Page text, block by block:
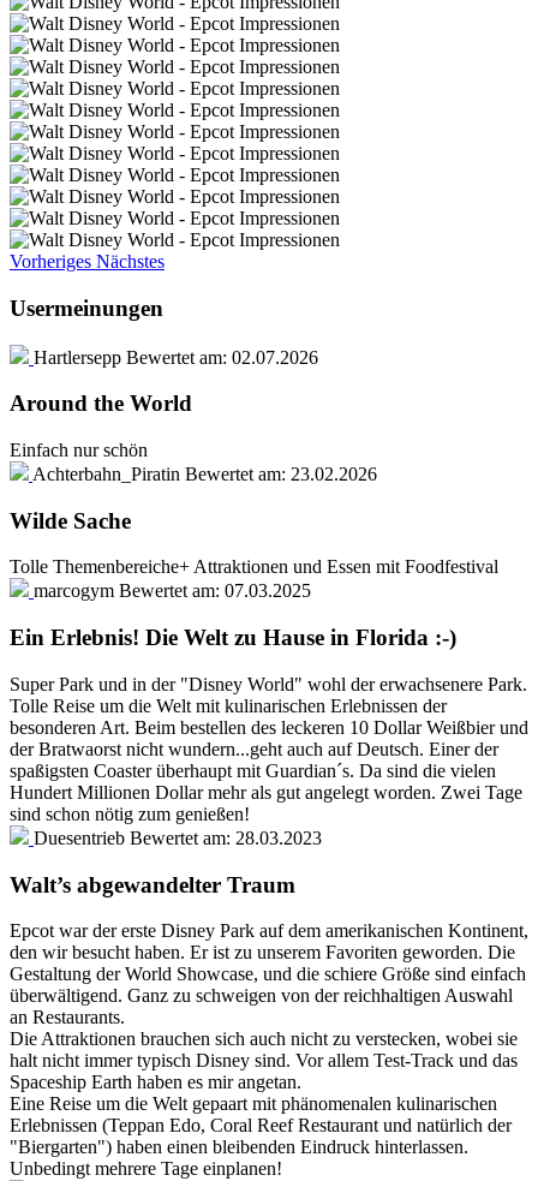
Vorheriges Nächstes
Usermeinungen
Hartlersepp Bewertet am: 02.07.2026
Around the World
Einfach nur schön
Achterbahn_Piratin Bewertet am: 23.02.2026
Wilde Sache
Tolle Themenbereiche+ Attraktionen und Essen mit Foodfestival
marcogym Bewertet am: 07.03.2025
Ein Erlebnis! Die Welt zu Hause in Florida :-)
Super Park und in der "Disney World" wohl der erwachsenere Park.
Tolle Reise um die Welt mit kulinarischen Erlebnissen der
besonderen Art. Beim bestellen des leckeren 10 Dollar Weißbier und
der Bratwaorst nicht wundern...geht auch auf Deutsch. Einer der
spaßigsten Coaster überhaupt mit Guardian´s. Da sind die vielen
Hundert Millionen Dollar mehr als gut angelegt worden. Zwei Tage
sind schon nötig zum genießen!
Duesentrieb Bewertet am: 28.03.2023
Walt’s abgewandelter Traum
Epcot war der erste Disney Park auf dem amerikanischen Kontinent,
den wir besucht haben. Er ist zu unserem Favoriten geworden. Die
Gestaltung der World Showcase, und die schiere Größe sind einfach
überwältigend. Ganz zu schweigen von der reichhaltigen Auswahl
an Restaurants.
Die Attraktionen brauchen sich auch nicht zu verstecken, wobei sie
halt nicht immer typisch Disney sind. Vor allem Test-Track und das
Spaceship Earth haben es mir angetan.
Eine Reise um die Welt gepaart mit phänomenalen kulinarischen
Erlebnissen (Teppan Edo, Coral Reef Restaurant und natürlich der
"Biergarten") haben einen bleibenden Eindruck hinterlassen.
Unbedingt mehrere Tage einplanen!